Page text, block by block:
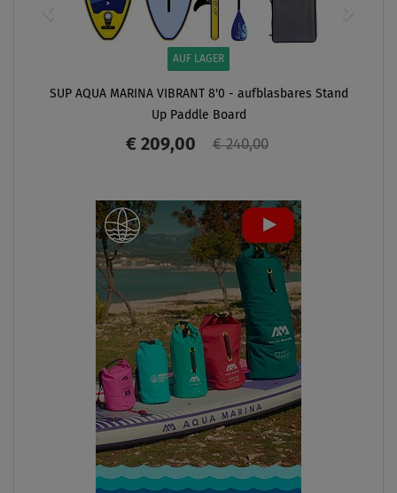
AUF LAGER
SUP AQUA MARINA VIBRANT 8'0 - aufblasbares Stand
Up Paddle Board
€ 209,00 € 240,00
ANZEIGEN